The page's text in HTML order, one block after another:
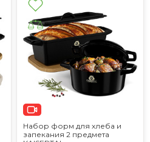
Набор форм для хлеба и
запекания 2 предмета